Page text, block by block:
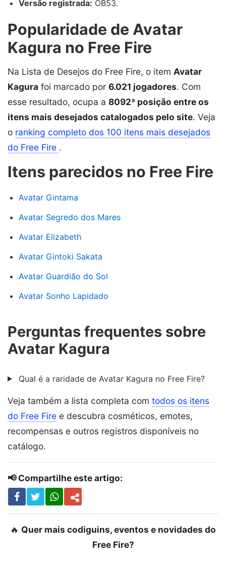
Versão registrada: OB53.
Popularidade de Avatar
Kagura no Free Fire
Na Lista de Desejos do Free Fire, o item Avatar
Kagura foi marcado por 6.021 jogadores. Com
esse resultado, ocupa a 8092ª posição entre os
itens mais desejados catalogados pelo site. Veja
o ranking completo dos 100 itens mais desejados
do Free Fire .
Itens parecidos no Free Fire
Avatar Gintama
Avatar Segredo dos Mares
Avatar Elizabeth
Avatar Gintoki Sakata
Avatar Guardião do Sol
Avatar Sonho Lapidado
Perguntas frequentes sobre
Avatar Kagura
Qual é a raridade de Avatar Kagura no Free Fire?
Veja também a lista completa com todos os itens
do Free Fire e descubra cosméticos, emotes,
recompensas e outros registros disponíveis no
catálogo.
📢 Compartilhe este artigo:
🔥 Quer mais codiguins, eventos e novidades do
Free Fire?